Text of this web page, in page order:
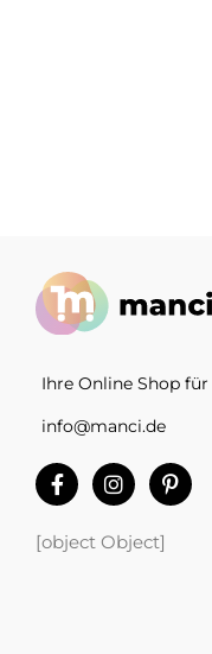
Ihre Online Shop
info@manci.de
[object Object]